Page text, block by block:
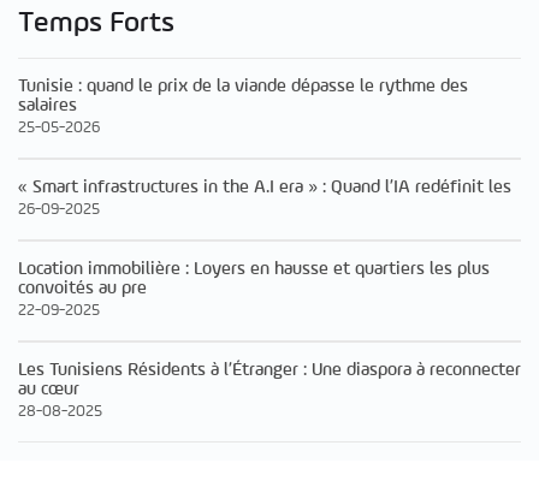
Temps Forts
Tunisie : quand le prix de la viande dépasse le rythme des
salaires
25-05-2026
« Smart infrastructures in the A.I era » : Quand l’IA redéfinit les
26-09-2025
Location immobilière : Loyers en hausse et quartiers les plus
convoités au pre
22-09-2025
Les Tunisiens Résidents à l’Étranger : Une diaspora à reconnecter
au cœur
28-08-2025